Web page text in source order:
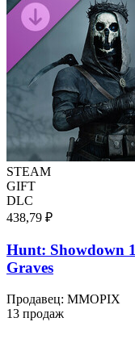
STEAM
GIFT
DLC
438,79 ₽
Hunt: Showdown
Graves
Продавец: MMOPIX
13 продаж